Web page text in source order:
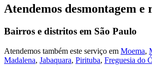
Atendemos desmontagem e
Bairros e distritos em São Paulo
Atendemos também este serviço em Moema,
Madalena, Jabaquara, Pirituba, Freguesia do